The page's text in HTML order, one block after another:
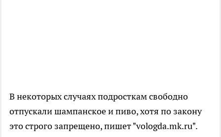
В некоторых случаях подросткам свободно
отпускали шампанское и пиво, хотя по закону
это строго запрещено, пишет "vologda.mk.ru".